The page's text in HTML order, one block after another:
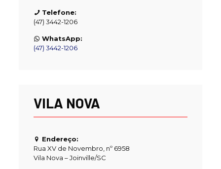
Telefone:
(47) 3442-1206
WhatsApp:
(47) 3442-1206
VILA NOVA
Endereço:
Rua XV de Novembro, nº 6958
Vila Nova – Joinville/SC